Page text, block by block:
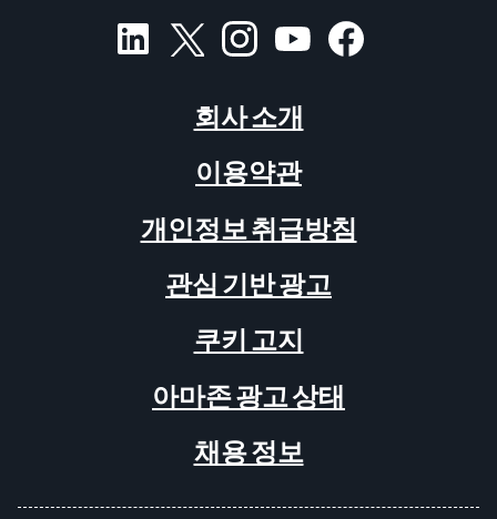
회사 소개
이용약관
개인정보 취급방침
관심 기반 광고
쿠키 고지
아마존 광고 상태
채용 정보